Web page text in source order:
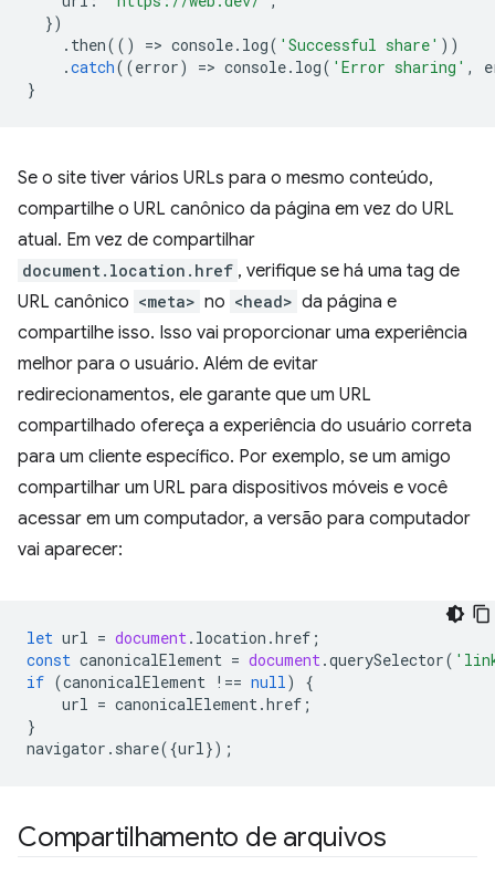
})
. then(() => console. log( 'Successful share' ))
.catch((error) => console. log( 'Error sharing' ,
}
Se o site tiver vários URLs para o mesmo conteúdo,
compartilhe o URL canônico da página em vez do URL
atual. Em vez de compartilhar
document.location.href , verifique se há uma tag de
URL canônico <meta> no <head> da página e
compartilhe isso. Isso vai proporcionar uma experiência
melhor para o usuário. Além de evitar
redirecionamentos, ele garante que um URL
compartilhado ofereça a experiência do usuário correta
para um cliente específico. Por exemplo, se um amigo
compartilhar um URL para dispositivos móveis e você
acessar em um computador, a versão para computador
vai aparecer:
let url = document . location .href ;
const canonicalElement = document .querySelector(
if (canonicalElement !== null )
{
url = canonicalElement .href ;
}
navigator . share({url });
Compartilhamento de arquivos